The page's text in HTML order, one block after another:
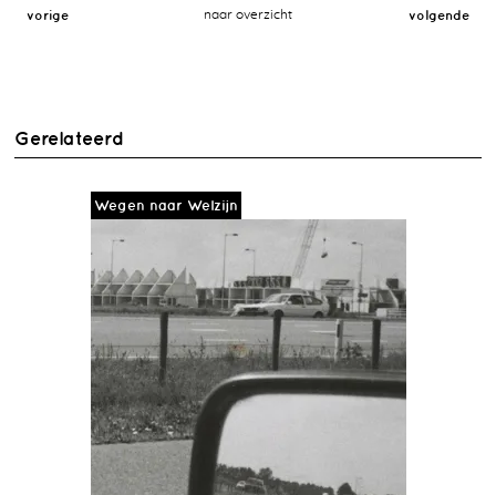
vorige naar overzicht volgende
Gerelateerd
Wegen naar Welzijn